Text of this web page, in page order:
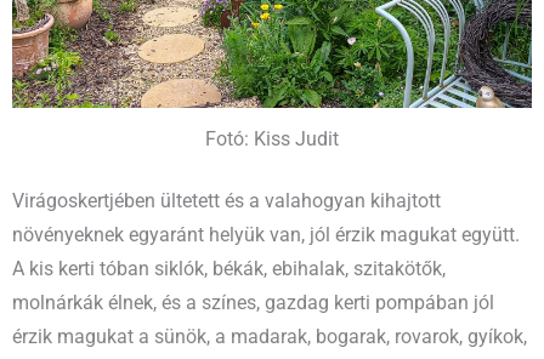
Fotó: Kiss Judit
Virágoskertjében ültetett és a valahogyan kihajtott
növényeknek egyaránt helyük van, jól érzik magukat együtt.
A kis kerti tóban siklók, békák, ebihalak, szitakötők,
molnárkák élnek, és a színes, gazdag kerti pompában jól
érzik magukat a sünök, a madarak, bogarak, rovarok, gyíkok,